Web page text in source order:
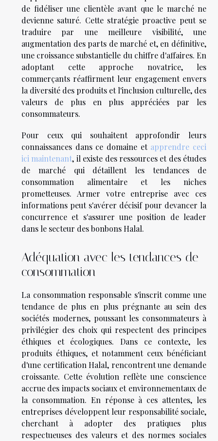
de fidéliser une clientèle avant que le marché ne
devienne saturé. Cette stratégie proactive peut se
traduire par une meilleure visibilité, une
augmentation des parts de marché et, en définitive,
une croissance substantielle du chiffre d'affaires. En
adoptant cette approche novatrice, les
commerçants réaffirment leur engagement envers
la diversité des produits et l'inclusion culturelle, des
valeurs de plus en plus appréciées par les
consommateurs.
Pour ceux qui souhaitent approfondir leurs
connaissances dans ce domaine et apprendre ceci
ici maintenant, il existe des ressources et des études
de marché qui détaillent les tendances de
consommation alimentaire et les niches
prometteuses. Armer votre entreprise avec ces
informations peut s'avérer décisif pour devancer la
concurrence et s'assurer une position de leader
dans le secteur des bonbons Halal.
Adéquation avec les tendances de
consommation
La consommation responsable s'inscrit comme une
tendance de plus en plus prégnante au sein des
sociétés modernes, poussant les consommateurs à
privilégier des choix qui respectent des principes
éthiques et écologiques. Dans ce contexte, les
produits éthiques, et notamment ceux bénéficiant
d'une certification Halal, rencontrent une demande
croissante. Cette évolution reflète une conscience
accrue des impacts sociaux et environnementaux de
la consommation. En réponse à ces attentes, les
entreprises développent leur responsabilité sociale,
cherchant à adopter des pratiques plus
respectueuses des valeurs et des normes sociales